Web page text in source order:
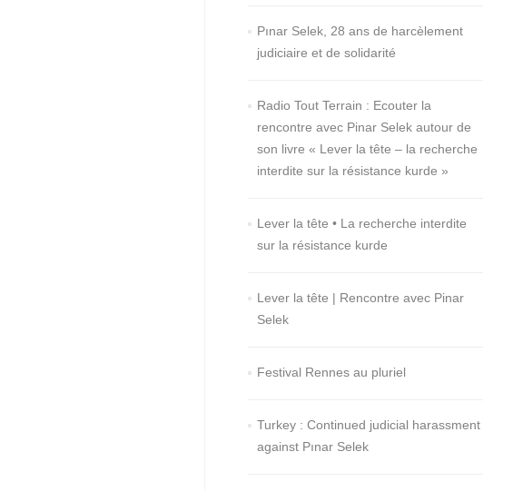
Pınar Selek, 28 ans de harcèlement
judiciaire et de solidarité
Radio Tout Terrain : Ecouter la
rencontre avec Pinar Selek autour de
son livre « Lever la tête – la recherche
interdite sur la résistance kurde »
Lever la tête • La recherche interdite
sur la résistance kurde
Lever la tête | Rencontre avec Pinar
Selek
Festival Rennes au pluriel
Turkey : Continued judicial harassment
against Pınar Selek